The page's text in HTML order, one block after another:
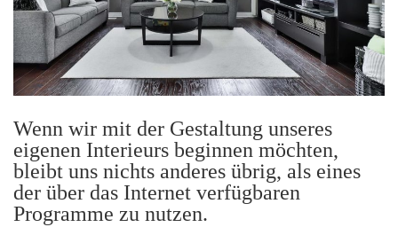
Wenn wir mit der Gestaltung unseres
eigenen Interieurs beginnen möchten,
bleibt uns nichts anderes übrig, als eines
der über das Internet verfügbaren
Programme zu nutzen.